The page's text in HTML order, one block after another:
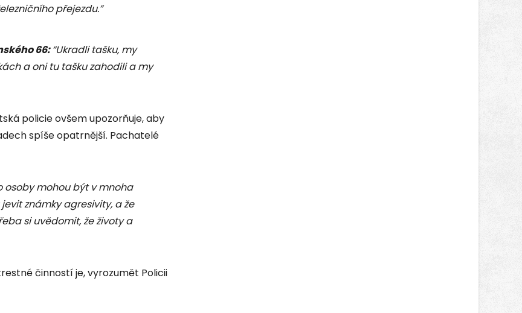
přejezdu.”
66:“Ukradli tašku, my
a oni tu tašku zahodili a my
policie ovšem upozorňuje, aby
spíše opatrnější. Pachatelé
osoby mohou být v mnoha
známky agresivity, a že
si uvědomit, že životy a
činností je, vyrozumět Policii